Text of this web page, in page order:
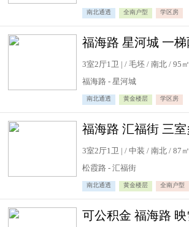
南北通透 全南户型 学区房
3室2厅1卫 | / 毛坯 / 南北 / 95㎡
福海路 - 星河城
南北通透 黄金楼层 学区房
3室2厅1卫 | / 中装 / 南北 / 87㎡
松霞路 - 汇福街
南北通透 黄金楼层 全南户型